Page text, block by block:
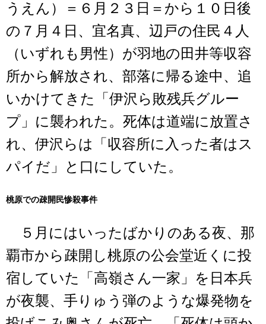
うえん）＝６月２３日＝から１０日後
の７月４日、宜名真、辺戸の住民４人
（いずれも男性）が羽地の田井等収容
所から解放され、部落に帰る途中、追
いかけてきた「伊沢ら敗残兵グルー
プ」に襲われた。死体は道端に放置さ
れ、伊沢らは「収容所に入った者はス
パイだ」と口にしていた。
桃原での疎開民惨殺事件
５月にはいったばかりのある夜、那
覇市から疎開し桃原の公会堂近くに投
宿していた「高嶺さん一家」を日本兵
が夜襲、手りゅう弾のような爆発物を